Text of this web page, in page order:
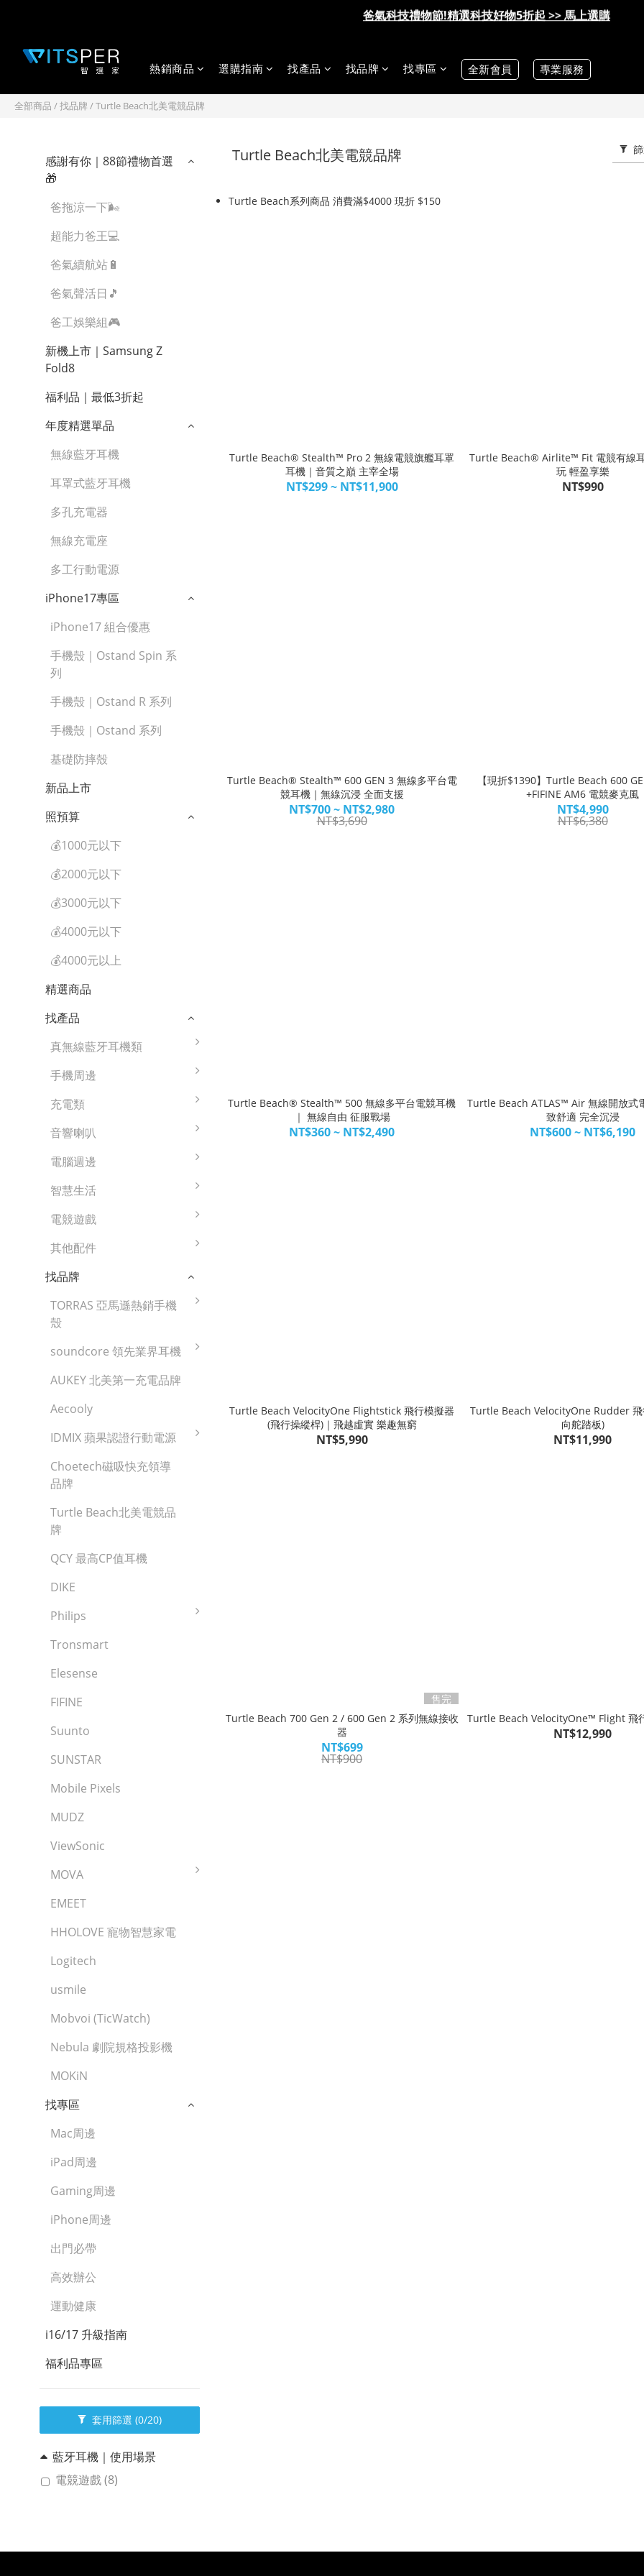
爸氣科技禮物節!精選科技好物5折起 >> 馬上選購
熱銷商品 選購指南 找產品 找品牌 找專區 全新會員 專業服務
爸氣科技禮物節!精選科技好物5折起 >> 馬上選購
全部商品 /找品牌 /Turtle Beach北美電競品牌
感謝有你｜88節禮物首選
🎁
爸拖涼一下🌬️
超能力爸王💻
爸氣續航站🔋
爸氣聲活日🎵
爸工娛樂組🎮
新機上市｜Samsung Z
Fold8
福利品｜最低3折起
年度精選單品
無線藍牙耳機
耳罩式藍牙耳機
多孔充電器
無線充電座
多工行動電源
iPhone17專區
iPhone17 組合優惠
手機殼｜Ostand Spin 系
列
手機殼｜Ostand R 系列
手機殼｜Ostand 系列
基礎防摔殼
新品上市
照預算
💰1000元以下
💰2000元以下
💰3000元以下
💰4000元以下
💰4000元以上
精選商品
找產品
真無線藍牙耳機類
手機周邊
充電類
音響喇叭
電腦週邊
智慧生活
電競遊戲
其他配件
找品牌
TORRAS 亞馬遜熱銷手機
殼
soundcore 領先業界耳機
AUKEY 北美第一充電品牌
Aecooly
IDMIX 蘋果認證行動電源
Choetech磁吸快充領導
品牌
Turtle Beach北美電競品
牌
QCY 最高CP值耳機
DIKE
Philips
Tronsmart
Elesense
FIFINE
Suunto
SUNSTAR
Mobile Pixels
MUDZ
ViewSonic
MOVA
EMEET
HHOLOVE 寵物智慧家電
Logitech
usmile
Mobvoi (TicWatch)
Nebula 劇院規格投影機
MOKiN
找專區
Mac周邊
iPad周邊
Gaming周邊
iPhone周邊
出門必帶
高效辦公
運動健康
i16/17 升級指南
福利品專區
套用篩選 (0/20)
藍牙耳機｜使用場景
電競遊戲 (8)
Turtle Beach北美電競品牌
Turtle Beach系列商品 消費滿$4000 現折 $150
Turtle Beach® Stealth™ Pro 2 無線電競旗艦耳罩
耳機｜音質之巔 主宰全場
NT$299 ~ NT$11,900
Turtle Beach® Airlite™ Fit 電競有線
玩 輕盈享樂
NT$990
Turtle Beach® Stealth™ 600 GEN 3 無線多平台電
競耳機｜無線沉浸 全面支援
NT$700 ~ NT$2,980
NT$3,690
【現折$1390】Turtle Beach 600
+FIFINE AM6 電競麥克風
NT$4,990
NT$6,380
Turtle Beach® Stealth™ 500 無線多平台電競耳機
｜ 無線自由 征服戰場
NT$360 ~ NT$2,490
Turtle Beach ATLAS™ Air 無線開放式
致舒適 完全沉浸
NT$600 ~ NT$6,190
Turtle Beach VelocityOne Flightstick 飛行模擬器
(飛行操縱桿)｜飛越虛實 樂趣無窮
NT$5,990
Turtle Beach VelocityOne Rudder 飛
向舵踏板)
NT$11,990
售完
Turtle Beach 700 Gen 2 / 600 Gen 2 系列無線接收
器
NT$699
NT$900
Turtle
NT$12,990